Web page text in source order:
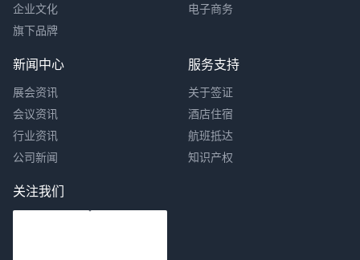
企业文化
旗下品牌
电子商务
新闻中心
展会资讯
会议资讯
行业资讯
公司新闻
服务支持
关于签证
酒店住宿
航班抵达
知识产权
关注我们